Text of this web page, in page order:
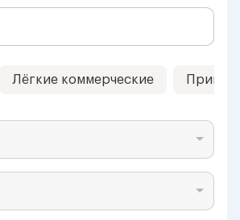
Лёгкие коммерческие